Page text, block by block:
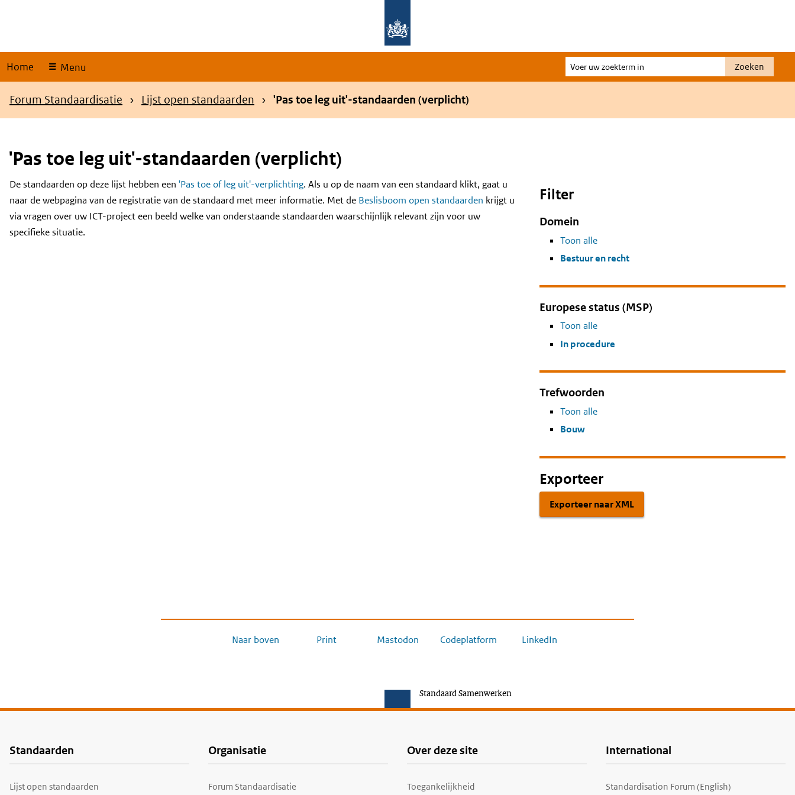
Home Menu
Voer
uw
Zoeken
Kruimelpad
Forum Standaardisatie Lijst open standaarden 'Pas toe leg uit'-standaarden (verplicht)
'Pas toe leg uit'-standaarden (verplicht)
Content
De standaarden op deze lijst hebben een 'Pas toe of leg uit'-verplichting. Als u op de naam van een standaard klikt, gaat u
naar de webpagina van de registratie van de standaard met meer informatie. Met de Beslisboom open standaarden krijgt u
via vragen over uw ICT-project een beeld welke van onderstaande standaarden waarschijnlijk relevant zijn voor uw
specifieke situatie.
Filter
Domein
Toon alle
Bestuur en recht
Europese status (MSP)
Toon alle
In procedure
Trefwoorden
Toon alle
Bouw
Exporteer
Exporteer naar XML
Naar boven Print Mastodon Codeplatform LinkedIn
Standaard Samenwerken
Voet
Standaarden
Lijst open standaarden
Organisatie
Forum Standaardisatie
Over deze site
Toegankelijkheid
International
Standardisation Forum (English)